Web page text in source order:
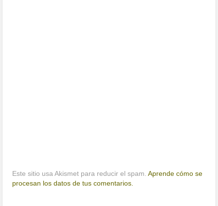
Este sitio usa Akismet para reducir el spam.Aprende cómo se
procesan los datos de tus comentarios.